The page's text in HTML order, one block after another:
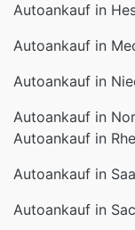
Autoankauf in
Autoankauf in
Autoankauf in
Autoankauf in
Autoankauf in
Autoankauf in
Autoankauf in